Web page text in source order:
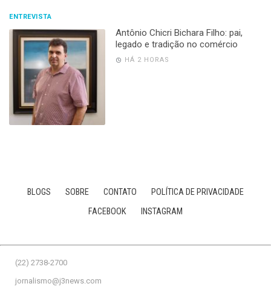
ENTREVISTA
Antônio Chicri Bichara Filho: pai,
legado e tradição no comércio
HÁ 2 HORAS
BLOGS SOBRE CONTATO
POLÍTICA DE PRIVACIDADE
FACEBOOK
INSTAGRAM
(22) 2738-2700
jornalismo@j3news.com